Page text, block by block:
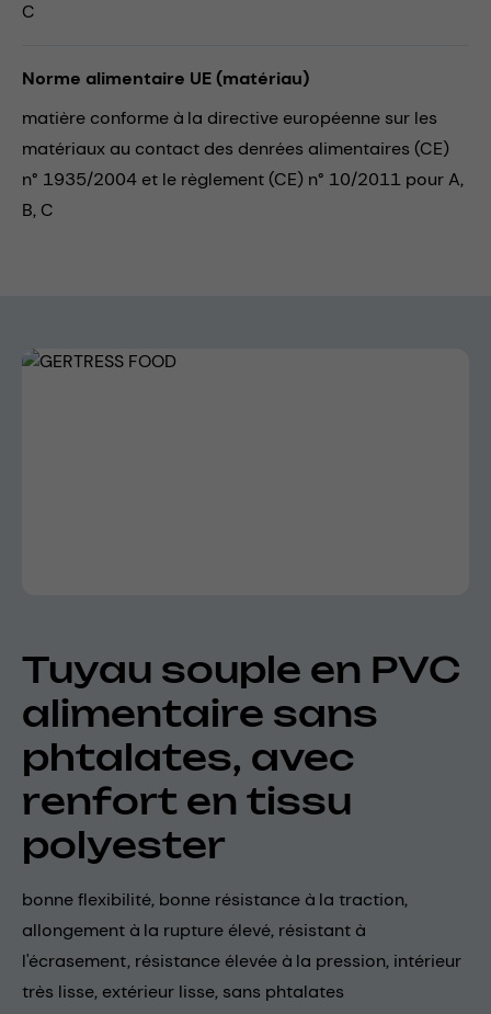
C
Norme alimentaire UE (matériau)
matière conforme à la directive européenne sur les
matériaux au contact des denrées alimentaires (CE)
n° 1935/2004 et le règlement (CE) n° 10/2011 pour A,
B, C
Skip image gallery
Tuyau souple en PVC
alimentaire sans
phtalates, avec
renfort en tissu
polyester
bonne flexibilité, bonne résistance à la traction,
allongement à la rupture élevé, résistant à
l'écrasement, résistance élevée à la pression, intérieur
très lisse, extérieur lisse, sans phtalates